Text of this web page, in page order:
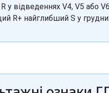
у відведеннях V4, V5 або
R+ найглибший S у